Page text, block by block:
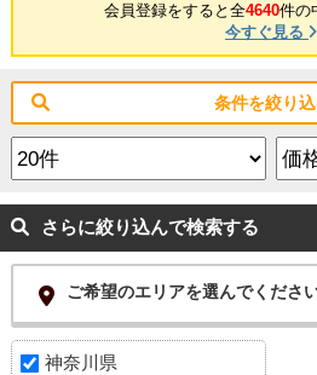
会員登録をすると全4640件の
今すぐ見る
条件を絞り
さらに絞り込んで検索する
ご希望のエリアを選んでくださ
神奈川県